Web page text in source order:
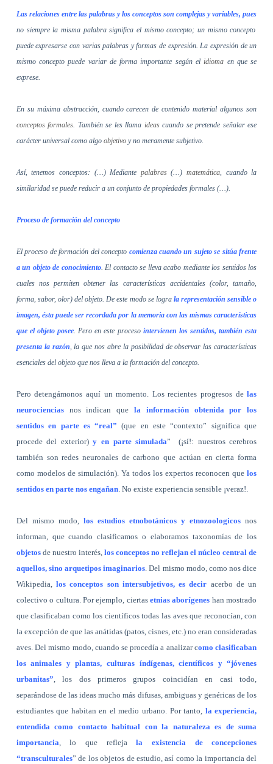
Las relaciones entre las palabras y los conceptos son complejas y variables, pues
no siempre la misma palabra significa el mismo concepto; un mismo concepto
puede expresarse con varias palabras y formas de expresión. La expresión de un
mismo concepto puede variar de forma importante según elidioma en que se
exprese.
En su máxima abstracción, cuando carecen de contenido material algunos son
conceptos formales. También se les llama ideascuando se pretende señalar ese
carácter universal como algo objetivoy no meramente subjetivo.
Así, tenemos conceptos: (…) Mediante palabras(…) matemática, cuando la
similaridad se puede reducir a un conjunto de propiedades formales (…).
Proceso de formación del concepto
El proceso de formación del concepto comienza cuando un sujeto se sitúa frente
a un objeto de conocimiento. El contacto se lleva acabo mediante los sentidos los
cuales nos permiten obtener las características accidentales (color, tamaño,
forma, sabor, olor) del objeto. De este modo se logra la representación sensible o
imagen, ésta puede ser recordada por la memoria con las mismas características
que el objeto posee. Pero en este proceso intervienen los sentidos, también esta
presenta la razón, la que nos abre la posibilidad de observar las características
esenciales del objeto que nos lleva a la formación del concepto.
Pero detengámonos aquí un momento. Los recientes progresos delas
neurocienciasnos indican que la información obtenida por los
sentidos en parte es “real” (que en este “contexto” significa que
procede del exterior)y en parte simulada”
(¡sí!: nuestros cerebros
también son redes neuronales de carbono que actúan en cierta forma
como modelos de simulación). Ya todos los expertos reconocen quelos
sentidos en parte nos engañan. No existe experiencia sensible ¡veraz!.
Del mismo modo, los estudios etnobotánicos y etnozoologicos nos
informan, que cuando clasificamos o elaboramos taxonomías de los
objetosde nuestro interés, los conceptos no reflejan el núcleo central de
aquellos, sino arquetipos imaginarios. Del mismo modo, como nos dice
Wikipedia,los conceptos son intersubjetivos, es decir acerbo de un
colectivo o cultura. Por ejemplo, ciertasetnias aborígenes han mostrado
que clasificaban como los científicos todas las aves que reconocían, con
la excepción de que las anátidas (patos, cisnes, etc.) no eran consideradas
aves. Del mismo modo, cuando se procedía a analizar como clasificaban
los animales y plantas, culturas índígenas, científicos y “jóvenes
urbanitas”, los dos primeros grupos coincidían en casi todo,
separándose de las ideas mucho más difusas, ambiguas y genéricas de los
estudiantes que habitan en el medio urbano. Por tanto, la experiencia,
entendida como contacto habitual con la naturaleza es de suma
importancia, lo que reflejala existencia de concepciones
“transculturales” de los objetos de estudio, así como la importancia del